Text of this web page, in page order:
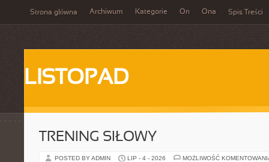
Strona główna Archiwum Kategorie On Ona Spis Treści
LISTOPAD
TRENING SIŁOWY
POSTED BY ADMIN LIP - 4 - 2026 MOŻLIWOŚĆ